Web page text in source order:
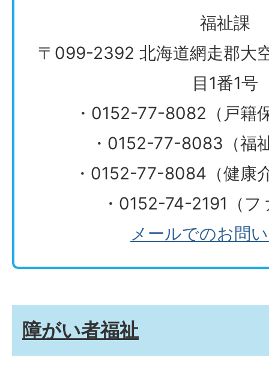
福祉課
〒099-2392 北海道網走郡大
目1番1号
・0152-77-8082（戸籍
・0152-77-8083（福
・0152-77-8084（健康
・0152-74-2191（
メールでのお問
障がい者福祉